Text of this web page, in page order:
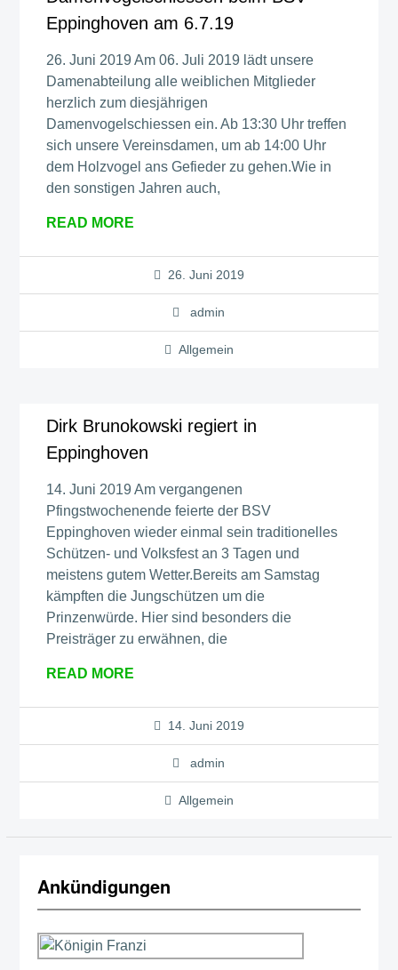
Eppinghoven am 6.7.19
26. Juni 2019 Am 06. Juli 2019 lädt unsere
Damenabteilung alle weiblichen Mitglieder
herzlich zum diesjährigen
Damenvogelschiessen ein. Ab 13:30 Uhr treffen
sich unsere Vereinsdamen, um ab 14:00 Uhr
dem Holzvogel ans Gefieder zu gehen.Wie in
den sonstigen Jahren auch,
READ MORE
26. Juni 2019
admin
Allgemein
Dirk Brunokowski regiert in
Eppinghoven
14. Juni 2019 Am vergangenen
Pfingstwochenende feierte der BSV
Eppinghoven wieder einmal sein traditionelles
Schützen- und Volksfest an 3 Tagen und
meistens gutem Wetter.Bereits am Samstag
kämpften die Jungschützen um die
Prinzenwürde. Hier sind besonders die
Preisträger zu erwähnen, die
READ MORE
14. Juni 2019
admin
Allgemein
Ankündigungen